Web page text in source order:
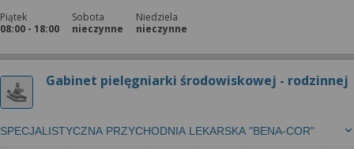
Piątek
08:00 - 18:00
Sobota
nieczynne
Niedziela
nieczynne
Gabinet pielęgniarki środowiskowej - rodzinnej
SPECJALISTYCZNA PRZYCHODNIA LEKARSKA "BENA-COR"